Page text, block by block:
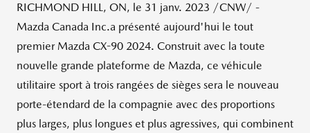
RICHMOND HILL, ON, le 31 janv. 2023 /CNW/ -
Mazda Canada Inc.a présenté aujourd'hui le tout
premier Mazda CX-90 2024. Construit avec la toute
nouvelle grande plateforme de Mazda, ce véhicule
utilitaire sport à trois rangées de sièges sera le nouveau
porte-étendard de la compagnie avec des proportions
plus larges, plus longues et plus agressives, qui combinent